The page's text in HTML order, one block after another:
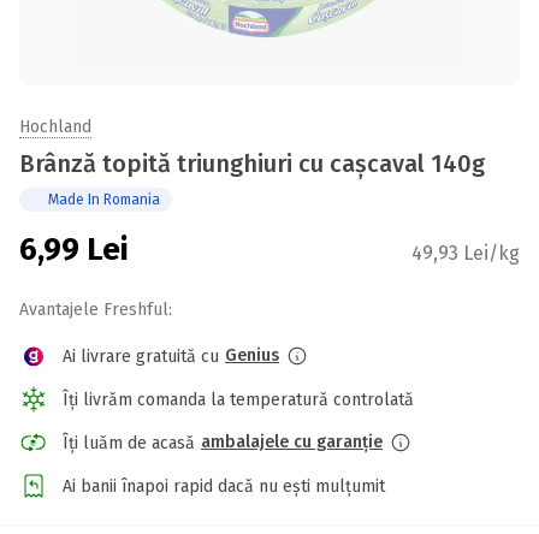
Hochland
Brânză topită triunghiuri cu cașcaval 140g
Made In Romania
6,99 Lei 49,93 Lei/kg
Avantajele Freshful:
Ai livrare gratuită cu Genius
Îți livrăm comanda la temperatură controlată
Îți luăm de acasă ambalajele cu garanție
Ai banii înapoi rapid dacă nu ești mulțumit